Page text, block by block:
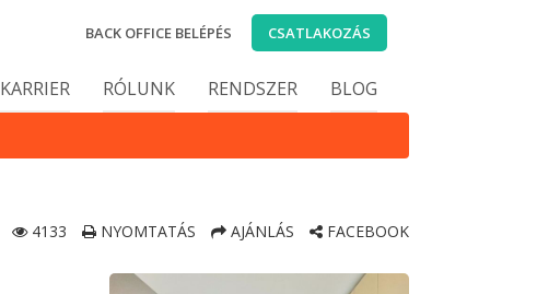
BACK OFFICE BELÉPÉS CSATLAKOZÁS
KARRIER RÓLUNK RENDSZER BLOG
4133 NYOMTATÁS AJÁNLÁS FACEBOOK